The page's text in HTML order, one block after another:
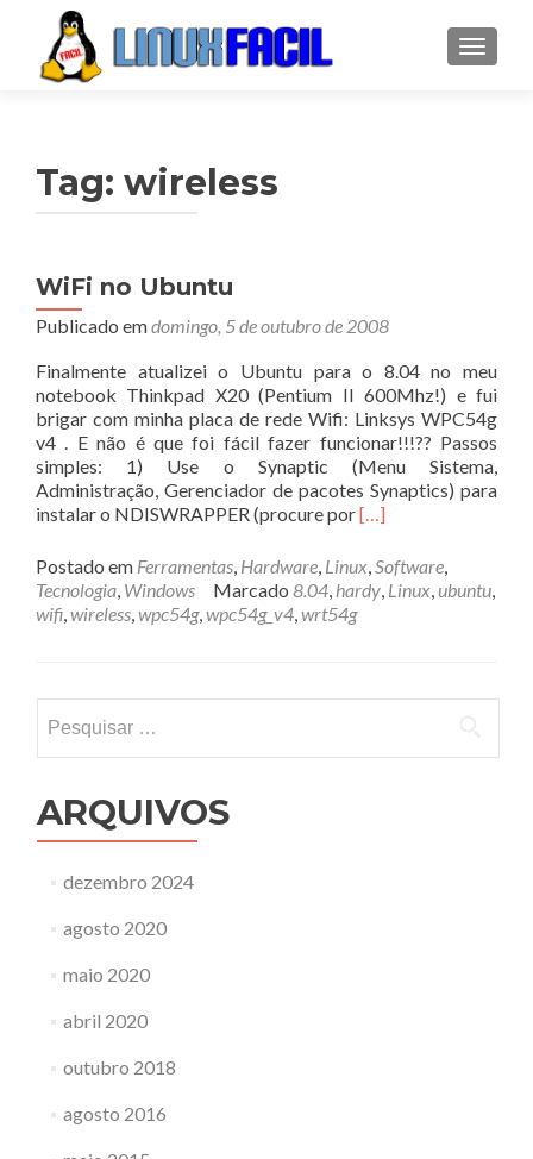
Tag: wireless
WiFi no Ubuntu
Publicado emdomingo, 5 de outubro de 2008
Finalmente atualizei o Ubuntu para o 8.04 no meu
notebook Thinkpad X20 (Pentium II 600Mhz!) e fui
brigar com minha placa de rede Wifi: Linksys WPC54g
v4 . E não é que foi fácil fazer funcionar!!!?? Passos
simples: 1) Use o Synaptic (Menu Sistema,
Administração, Gerenciador de pacotes Synaptics) para
instalar o NDISWRAPPER (procure porLeia
sobreWiFi
no
Ubuntu
[…]
Postado em Ferramentas, Hardware, Linux,Software,
Tecnologia, Windows Marcado 8.04, hardy, Linux,ubuntu,
wifi,wireless,wpc54g,wpc54g_v4,wrt54g
por:
ARQUIVOS
dezembro 2024
agosto 2020
maio 2020
abril 2020
outubro 2018
agosto 2016